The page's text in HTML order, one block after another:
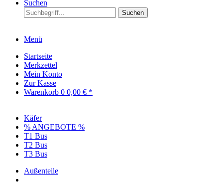
Suchen
Suchen
Menü
Startseite
Merkzettel
Mein Konto
Zur Kasse
Warenkorb 0 0,00 € *
Käfer
% ANGEBOTE %
T1 Bus
T2 Bus
T3 Bus
Außenteile